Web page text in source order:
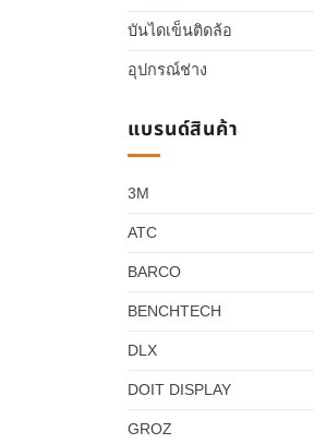
บันไดเข็นติดล้อ
อุปกรณ์ช่าง
แบรนด์สินค้า
3M
ATC
BARCO
BENCHTECH
DLX
DOIT DISPLAY
GROZ